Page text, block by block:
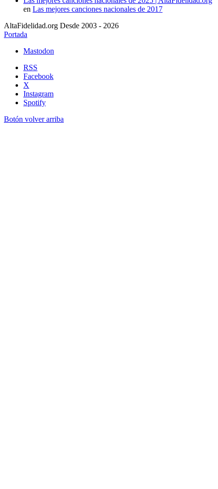
en Las mejores canciones nacionales de 2017
AltaFidelidad.org Desde 2003 - 2026
Portada
Mastodon
RSS
Facebook
X
Instagram
Spotify
Botón volver arriba